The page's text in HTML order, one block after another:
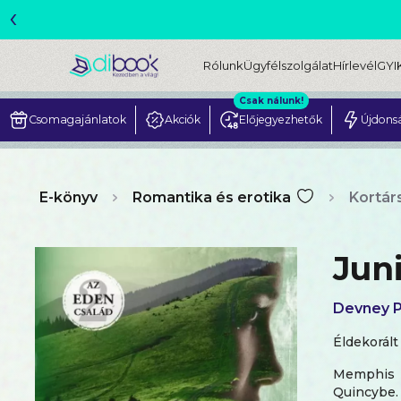
‹
RólunkÜgyfélszolgálatHírlevél
Csomagajánlatok Akciók Előjegyezhetők
Csak nálunk!
E-könyv Romantika és erotika
Devney
Éldekorált